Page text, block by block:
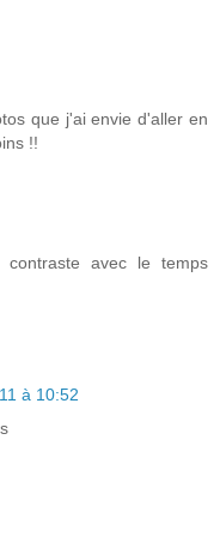
que j'ai envie d'aller en
!!
avec le temps
à 10:52